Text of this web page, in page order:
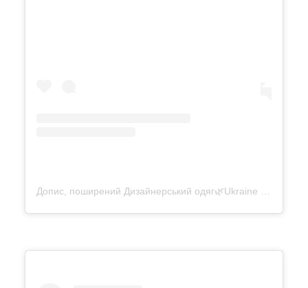
Допис, поширений Дизайнерський одяг🌿Ukraine (@vonadmytra)